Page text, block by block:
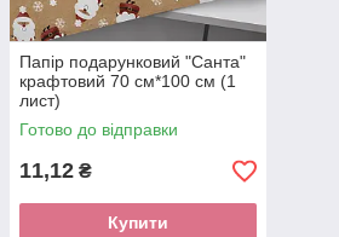
Папір подарунковий "Санта"
крафтовий 70 см*100 см (1
лист)
Готово до відправки
11,12 ₴
Купити